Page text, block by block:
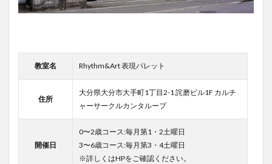
教室名 Rhythm&Art 表現パレット
住所
大分県大分市大手町1丁目2-1 詫磨ビル1F カルチ
ャーサークルカンタループ
開催日
0〜2歳コース:毎月第1・2土曜日
3〜6歳コース:毎月第3・4土曜日
※詳しくはHPをご確認ください。